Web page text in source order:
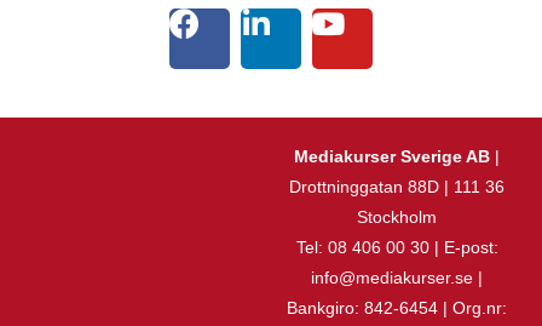
Mediakurser Sverige AB |
Drottninggatan 88D | 111 36
Stockholm
Tel: 08 406 00 30 | E-post:
info@mediakurser.se |
Bankgiro: 842-6454 | Org.nr: